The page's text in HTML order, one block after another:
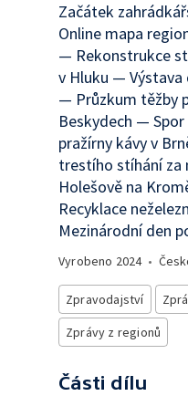
Začátek
Online mapa
— Rekonstrukce
v Hluku — Výstava
— Průzkum těžby
Beskydech —
pražírny kávy v
trestího stíhání za
Holešově na
Recyklace
Mezinárodní den
Vyrobeno 2024•
Zpravodajství
Zprávy z regionů
Části dílu